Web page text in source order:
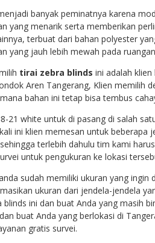
banyak peminatnya karena
yang menarik serta memberikan
terbuat dari bahan polyester
yang jauh lebih mewah pada
tirai zebra blinds ini adalah
Aren Tangerang, Klien memilih
bahan ini tetap bisa tembus
21 white untuk di pasang di salah
ini klien memesan untuk beberapa
terlebih dahulu tim kami
untuk pengukuran ke lokasi
sudah memiliki ukuran yang ingin
ukuran dari jendela-jendela
blinds ini dan buat Anda yang masih
buat Anda yang berlokasi di
gratis survei.